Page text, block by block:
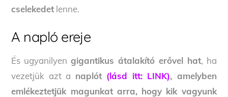
cselekedet lenne.
A napló ereje
És ugyanilyengigantikus átalakító erővel hat, ha
vezetjük azt a naplót (lásd itt: LINK), amelyben
emlékeztetjük magunkat arra, hogy kik vagyunk